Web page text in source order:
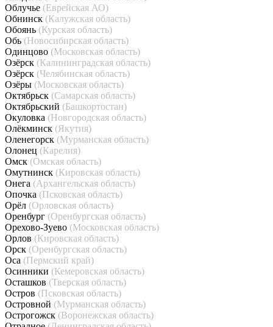
Облучье (Еврейская АО)
Обнинск (Калужская область)
Обоянь (Курская область)
Обь (Новосибирская область)
Одинцово (Московская область)
Озёрск (Калининградская область)
Озёрск (Челябинская область)
Озёры (Московская область)
Октябрьск (Самарская область)
Октябрьский (Башкортостан)
Окуловка (Новгородская область)
Олёкминск (Якутия)
Оленегорск (Мурманская область)
Олонец (Карелия)
Омск (Омская область)
Омутнинск (Кировская область)
Онега (Архангельская область)
Опочка (Псковская область)
Орёл (Орловская область)
Оренбург (Оренбургская область)
Орехово-Зуево (Московская область)
Орлов (Кировская область)
Орск (Оренбургская область)
Оса (Пермский край)
Осинники (Кемеровская область)
Осташков (Тверская область)
Остров (Псковская область)
Островной (Мурманская область)
Острогожск (Воронежская область)